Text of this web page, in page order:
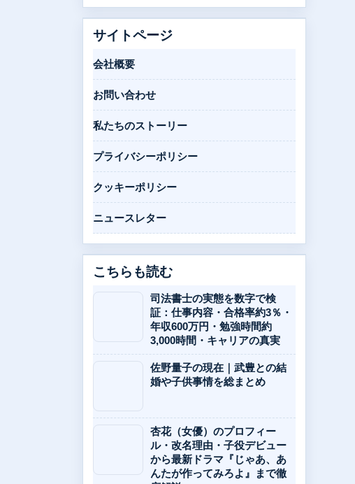
サイトページ
会社概要
お問い合わせ
私たちのストーリー
プライバシーポリシー
クッキーポリシー
ニュースレター
こちらも読む
司法書士の実態を数字で検
証：仕事内容・合格率約3％・
年収600万円・勉強時間約
3,000時間・キャリアの真実
佐野量子の現在｜武豊との結
婚や子供事情を総まとめ
杏花（女優）のプロフィー
ル・改名理由・子役デビュー
から最新ドラマ『じゃあ、あ
んたが作ってみろよ』まで徹